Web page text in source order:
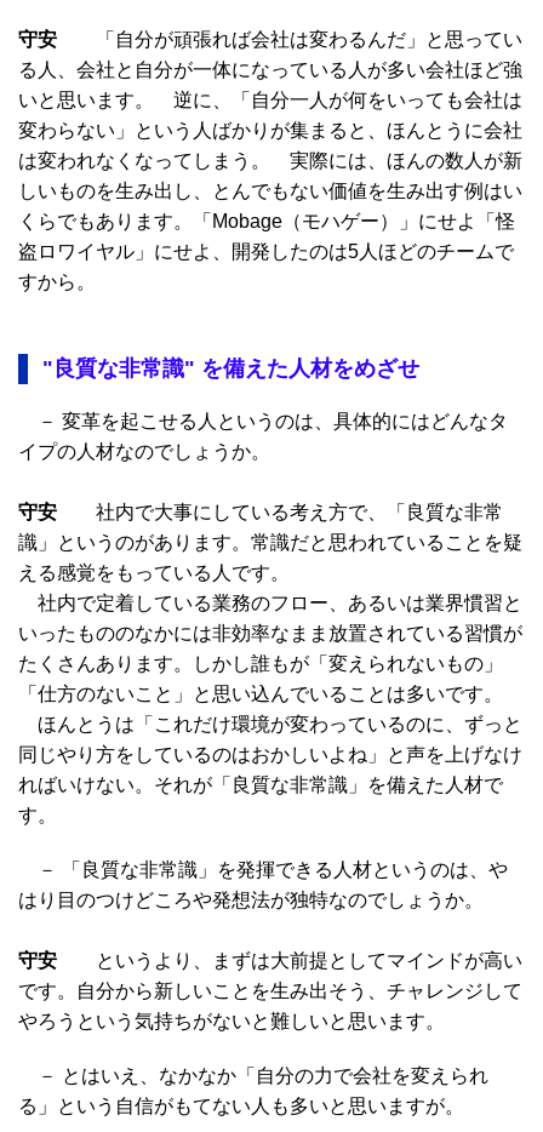
守安 「自分が頑張れば会社は変わるんだ」と思ってい
る人、会社と自分が一体になっている人が多い会社ほど強
いと思います。 逆に、「自分一人が何をいっても会社は
変わらない」という人ばかりが集まると、ほんとうに会社
は変われなくなってしまう。 実際には、ほんの数人が新
しいものを生み出し、とんでもない価値を生み出す例はい
くらでもあります。「Mobage（モハゲー）」にせよ「怪
盗ロワイヤル」にせよ、開発したのは5人ほどのチームで
すから。
"良質な非常識" を備えた人材をめざせ
－ 変革を起こせる人というのは、具体的にはどんなタ
イプの人材なのでしょうか。
守安 社内で大事にしている考え方で、「良質な非常
識」というのがあります。常識だと思われていることを疑
える感覚をもっている人です。
社内で定着している業務のフロー、あるいは業界慣習と
いったもののなかには非効率なまま放置されている習慣が
たくさんあります。しかし誰もが「変えられないもの」
「仕方のないこと」と思い込んでいることは多いです。
ほんとうは「これだけ環境が変わっているのに、ずっと
同じやり方をしているのはおかしいよね」と声を上げなけ
ればいけない。それが「良質な非常識」を備えた人材で
す。
－ 「良質な非常識」を発揮できる人材というのは、や
はり目のつけどころや発想法が独特なのでしょうか。
守安 というより、まずは大前提としてマインドが高い
です。自分から新しいことを生み出そう、チャレンジして
やろうという気持ちがないと難しいと思います。
－ とはいえ、なかなか「自分の力で会社を変えられ
る」という自信がもてない人も多いと思いますが。